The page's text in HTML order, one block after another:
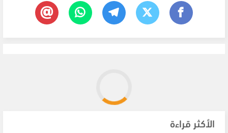
الأكثر قراءة